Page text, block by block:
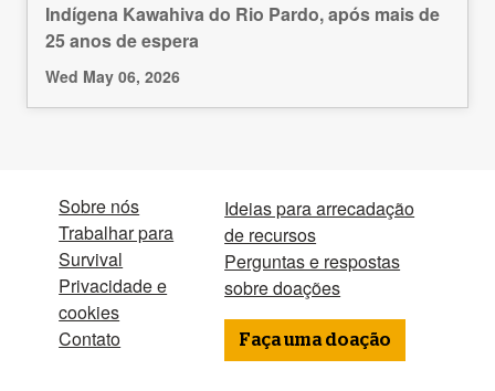
Indígena Kawahiva do Rio Pardo, após mais de
25 anos de espera
Wed May 06, 2026
Sobre nós
Trabalhar para
Survival
Privacidade e
cookies
Contato
Ideias para arrecadação
de recursos
Perguntas e respostas
sobre doações
Faça uma doação